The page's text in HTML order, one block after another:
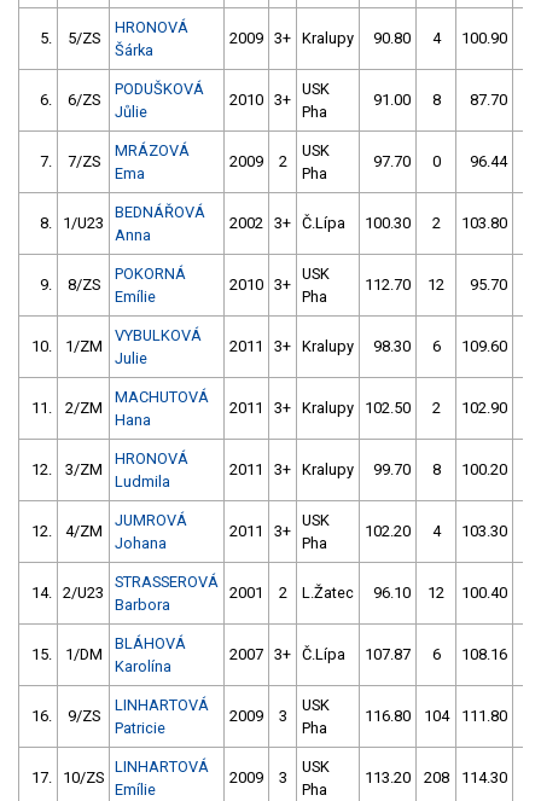
5. 5/ZS
HRONOVÁ
Šárka
2009 3+ Kralupy 90.80 4 100.90
6. 6/ZS
PODUŠKOVÁ
Jůlie
2010 3+
USK
Pha
91.00 8 87.70
7. 7/ZS
MRÁZOVÁ
Ema
2009 2
USK
Pha
97.70 0 96.44
8. 1/U23
BEDNÁŘOVÁ
Anna
2002 3+ Č.Lípa 100.30 2 103.80
9. 8/ZS
POKORNÁ
Emílie
2010 3+
USK
Pha
112.70 12 95.70
10. 1/ZM
VYBULKOVÁ
Julie
2011 3+ Kralupy 98.30 6 109.60
11. 2/ZM
MACHUTOVÁ
Hana
2011 3+ Kralupy 102.50 2 102.90
12. 3/ZM
HRONOVÁ
Ludmila
2011 3+ Kralupy 99.70 8 100.20
12. 4/ZM
JUMROVÁ
Johana
2011 3+
USK
Pha
102.20 4 103.30
14. 2/U23
STRASSEROVÁ
Barbora
2001 2 L.Žatec 96.10 12 100.40
15. 1/DM
BLÁHOVÁ
Karolína
2007 3+ Č.Lípa 107.87 6 108.16
16. 9/ZS
LINHARTOVÁ
Patricie
2009 3
USK
Pha
116.80 104 111.80
17. 10/ZS
LINHARTOVÁ
Emílie
2009 3
USK
Pha
113.20 208 114.30